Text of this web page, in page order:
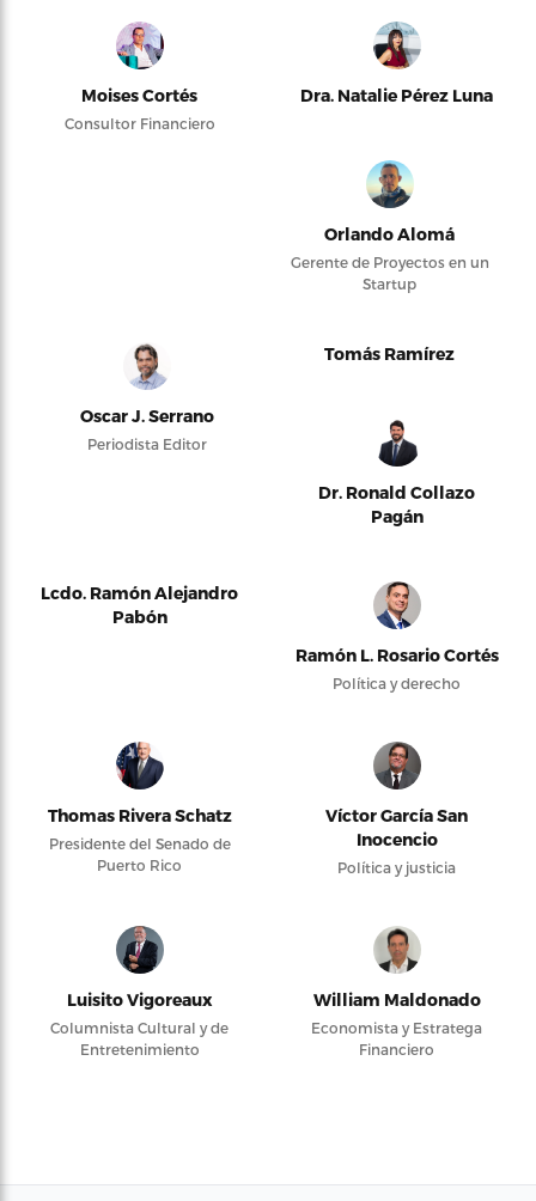
Moises Cortés
Consultor Financiero
Dra. Natalie Pérez Luna
Orlando Alomá
Gerente de Proyectos en un
Startup
Oscar J. Serrano
Periodista Editor
Tomás Ramírez
Dr. Ronald Collazo
Pagán
Lcdo. Ramón Alejandro
Pabón
Ramón L. Rosario Cortés
Política y derecho
Thomas Rivera Schatz
Presidente del Senado de
Puerto Rico
Víctor García San
Inocencio
Política y justicia
Luisito Vigoreaux
Columnista Cultural y de
Entretenimiento
William Maldonado
Economista y Estratega
Financiero